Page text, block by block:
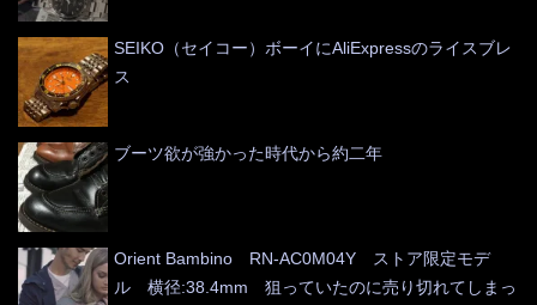
SEIKO（セイコー）ボーイにAliExpressのライスブレ
ス
ブーツ欲が強かった時代から約二年
Orient Bambino RN-AC0M04Y ストア限定モデ
ル 横径:38.4mm 狙っていたのに売り切れてしまっ